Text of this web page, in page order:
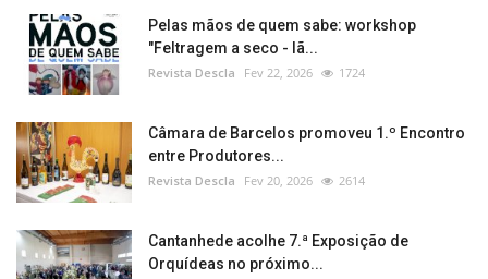
Pelas mãos de quem sabe: workshop
"Feltragem a seco - lã...
Revista Descla Fev 22, 2026 1724
Câmara de Barcelos promoveu 1.º Encontro
entre Produtores...
Revista Descla Fev 20, 2026 2614
Cantanhede acolhe 7.ª Exposição de
Orquídeas no próximo...